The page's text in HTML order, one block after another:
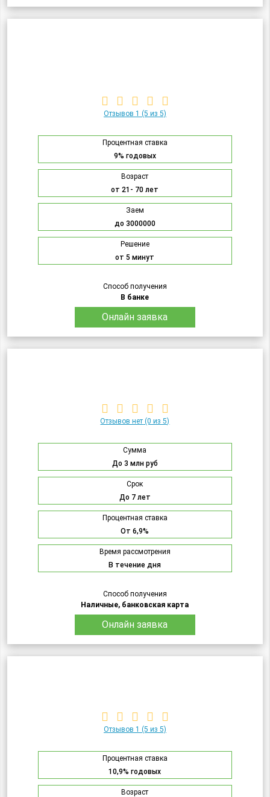
Отзывов 1 (5 из 5)
Процентная ставка
9% годовых
Возраст
от 21- 70 лет
Заем
до 3000000
Решение
от 5 минут
Способ получения
В банке
Онлайн заявка
Отзывов нет (0 из 5)
Сумма
До 3 млн руб
Срок
До 7 лет
Процентная ставка
От 6,9%
Время рассмотрения
В течение дня
Способ получения
Наличные, банковская карта
Онлайн заявка
Отзывов 1 (5 из 5)
Процентная ставка
10,9% годовых
Возраст